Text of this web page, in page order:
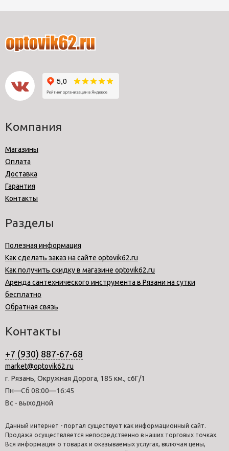
Компания
Магазины
Оплата
Доставка
Гарантия
Контакты
Разделы
Полезная информация
Как сделать заказ на сайте optovik62.ru
Как получить скидку в магазине optovik62.ru
Аренда сантехнического инструмента в Рязани на сутки
бесплатно
Обратная связь
Контакты
+7 (930) 887-67-68
market@optovik62.ru
г. Рязань, Окружная Дорога, 185 км., с6Г/1
Пн—Сб 08:00—16:45
Вс - выходной
Данный интернет - портал существует как информационный сайт.
Продажа осуществляется непосредственно в наших торговых точках.
Вся информация о товарах и оказываемых услугах, включая цены,